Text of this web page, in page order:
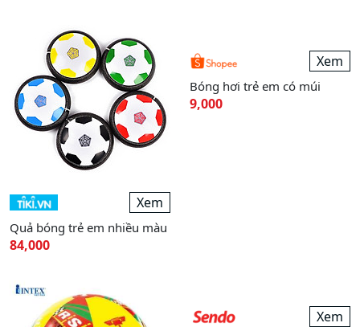
Xem
Quả bóng trẻ em nhiều màu
84,000
Xem